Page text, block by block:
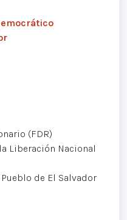
(FDR)
Liberación Nacional
de El Salvador